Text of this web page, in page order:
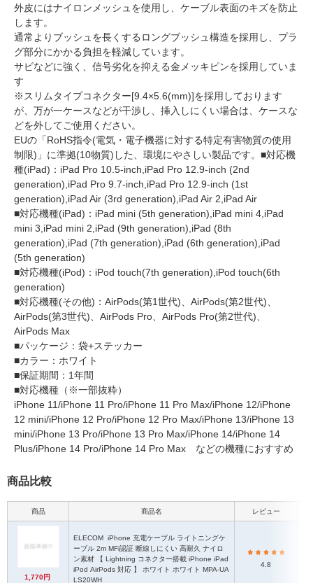
外皮にはナイロンメッシュを使用し、ケーブル表面のキズを防止
します。
通常よりブッシュを長くするロングブッシュ構造を採用し、プラ
グ部分にかかる負担を軽減しています。
サビなどに強く、信号劣化を抑える金メッキピンを採用していま
す
※スリムタイプコネクター[9.4×5.6(mm)]を採用しております
が、万が一ケースなどが干渉し、挿入しにくい場合は、ケースな
どを外してご使用ください。
EUの「RoHS指令(電気・電子機器に対する特定有害物質の使用
制限)」に準拠(10物質)した、環境にやさしい製品です。■対応機
種(iPad)：iPad Pro 10.5-inch,iPad Pro 12.9-inch (2nd
generation),iPad Pro 9.7-inch,iPad Pro 12.9-inch (1st
generation),iPad Air (3rd generation),iPad Air 2,iPad Air
■対応機種(iPad)：iPad mini (5th generation),iPad mini 4,iPad
mini 3,iPad mini 2,iPad (9th generation),iPad (8th
generation),iPad (7th generation),iPad (6th generation),iPad
(5th generation)
■対応機種(iPod)：iPod touch(7th generation),iPod touch(6th
generation)
■対応機種(その他)：AirPods(第1世代)、AirPods(第2世代)、
AirPods(第3世代)、AirPods Pro、AirPods Pro(第2世代)、
AirPods Max
■パッケージ：袋+ステッカー
■カラー：ホワイト
■保証期間：1年間
■対応機種（※一部抜粋）
iPhone 11/iPhone 11 Pro/iPhone 11 Pro Max/iPhone 12/iPhone
12 mini/iPhone 12 Pro/iPhone 12 Pro Max/iPhone 13/iPhone 13
mini/iPhone 13 Pro/iPhone 13 Pro Max/iPhone 14/iPhone 14
Plus/iPhone 14 Pro/iPhone 14 Pro Max などの機種におすすめ
商品比較
商品 商品名 レビュー
1,770円
ELECOM
ーブル 2m MFi認証 断線しにくい 高耐久 ナイロ
ン素材 【 Lightning コネクター搭載 iPhone iPad
iPod AirPods 対応 】 ホワイト ホワイト MPA-UA
LS20WH
4.8